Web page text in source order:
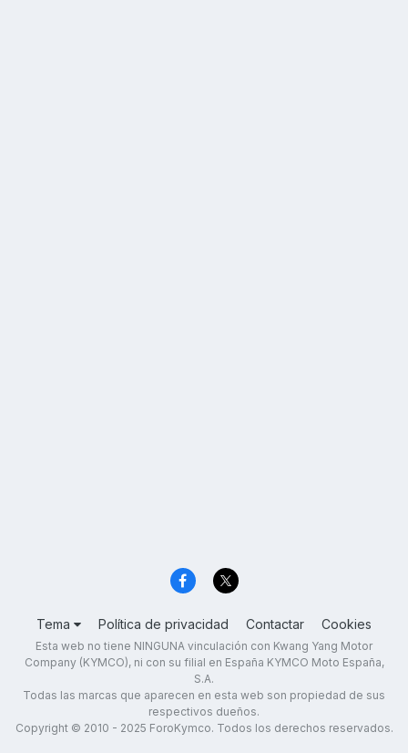
Tema Política de privacidad Contactar Cookies
Esta web no tiene NINGUNA vinculación con Kwang Yang Motor
Company (KYMCO), ni con su filial en España KYMCO Moto España,
S.A.
Todas las marcas que aparecen en esta web son propiedad de sus
respectivos dueños.
Copyright © 2010 - 2025 ForoKymco. Todos los derechos reservados.